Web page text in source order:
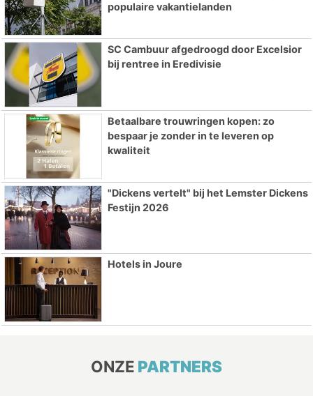
populaire vakantielanden
SC Cambuur afgedroogd door Excelsior
bij rentree in Eredivisie
Betaalbare trouwringen kopen: zo
bespaar je zonder in te leveren op
kwaliteit
"Dickens vertelt" bij het Lemster Dickens
Festijn 2026
Hotels in Joure
ONZE PARTNERS